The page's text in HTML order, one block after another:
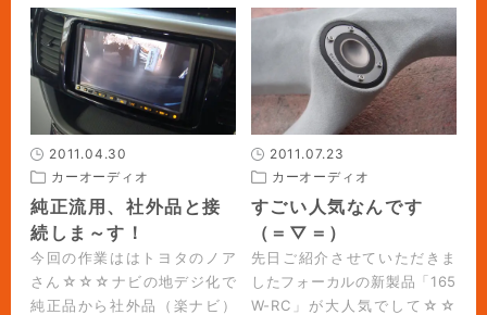
2011.04.30
カーオーディオ
純正流用、社外品と接
続しま～す！
今回の作業ははトヨタのノア
さん☆☆☆ナビの地デジ化で
純正品から社外品（楽ナビ）
2011.07.23
カーオーディオ
すごい人気なんです
（＝▽＝）
先日ご紹介させていただきま
したフォーカルの新製品「165
W-RC」が大人気でして☆☆